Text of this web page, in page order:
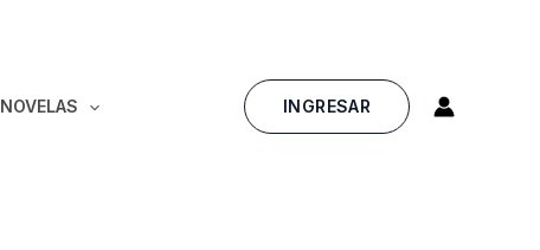
NOVELAS INGRESAR